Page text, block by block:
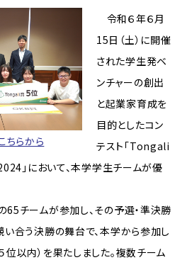
ちらから
令和６年６月
15日（土）に開催
された学生発ベ
ンチャーの創出
と起業家育成を
目的としたコン
テスト「Tongali
」において、本学学生チームが優
チームが参加し、その予選・準決勝
合う決勝の舞台で、本学から参加し
位以内）を果たしました。複数チーム